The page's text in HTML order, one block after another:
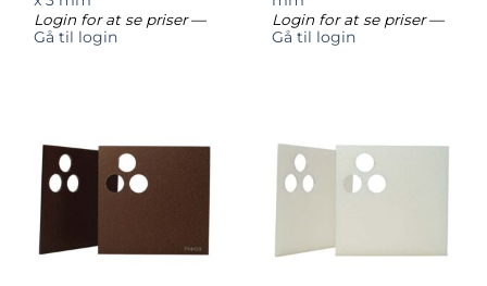
Login for at se priser—
Gå til login
Login for at se priser—
Gå til login